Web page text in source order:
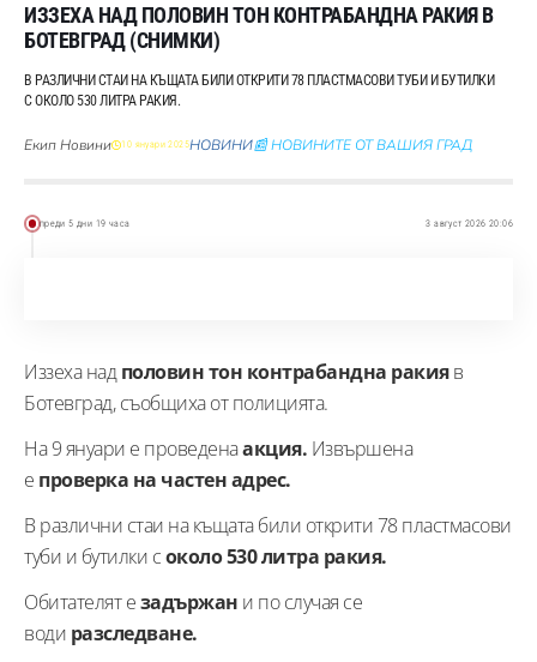
ИЗЗЕХА НАД ПОЛОВИН ТОН КОНТРАБАНДНА РАКИЯ В
БОТЕВГРАД (СНИМКИ)
В РАЗЛИЧНИ СТАИ НА КЪЩАТА БИЛИ ОТКРИТИ 78 ПЛАСТМАСОВИ ТУБИ И БУТИЛКИ
С ОКОЛО 530 ЛИТРА РАКИЯ.
Екип Новини 10 януари 2025НОВИНИ📰 НОВИНИТЕ ОТ ВАШИЯ ГРАД
преди 5 дни 19 часа 3 август 2026 20:06
Иззеха надполовин тон контрабандна ракияв
Ботевград, съобщиха от полицията.
На 9 януари е проведенаакция. Извършена
е проверка на частен адрес.
В различни стаи на къщата били открити 78 пластмасови
туби и бутилки соколо 530 литра ракия.
Обитателят езадържан и по случая се
води разследване.